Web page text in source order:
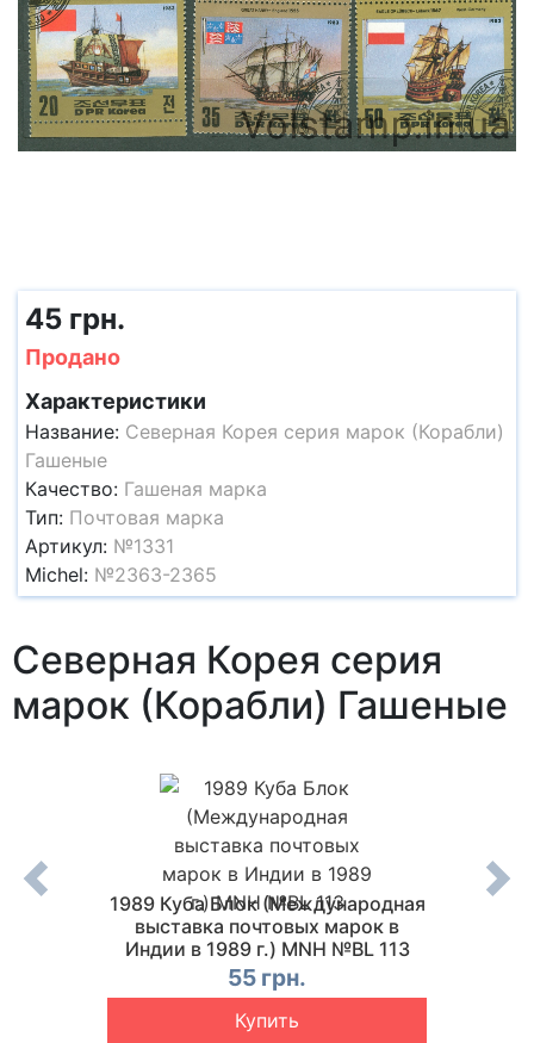
45 грн.
Продано
Характеристики
Название: Северная Корея серия марок (Корабли)
Гашеные
Качество: Гашеная марка
Тип: Почтовая марка
Артикул: №1331
Michel: №2363-2365
Северная Корея серия
марок (Корабли) Гашеные
1989 Куба Блок (Международная
выставка почтовых марок в
Индии в 1989 г.) MNH №BL 113
55 грн.
Купить